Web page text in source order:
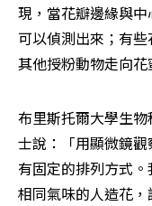
現，當花瓣邊緣與
可以偵測出來；有
其他授粉動物走向花
布里斯托爾大學生
士說：「用顯微鏡
有固定的排列方式
相同氣味的人造花